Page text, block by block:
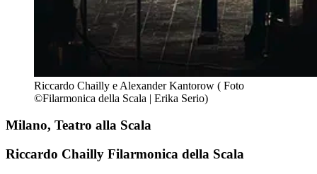
Riccardo Chailly e Alexander Kantorow ( Foto
©Filarmonica della Scala | Erika Serio)
Milano, Teatro alla Scala
Riccardo Chailly Filarmonica della Scala